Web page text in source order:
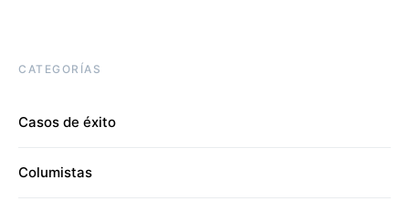
CATEGORÍAS
Casos de éxito
Columistas